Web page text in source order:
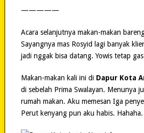
—————
Acara selanjutnya makan-makan
Sayangnya mas Rosyid lagi banyak
jadi nggak bisa datang. Yowis tetap
Makan-makan kali ini di Dapur Kota
di sebelah Prima Swalayan. Menunya
rumah makan. Aku memesan Iga
Perut kenyang pun aku habis. Hahaha.